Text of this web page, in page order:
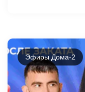
Эфиры Дома-2